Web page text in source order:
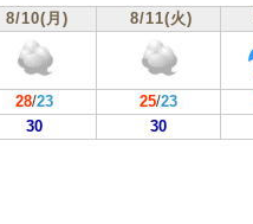
8/10(月) 8/11(火)
28/23 25/23
30 30